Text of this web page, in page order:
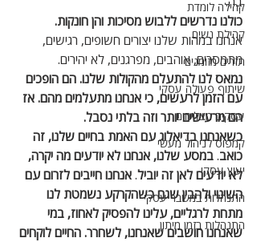
קהילה לומדת
קהילת נשים
תזרים מזומנים
שיתוף פעולה עסקי
עסקים מצליחים
קמפוס לניהול מעשי
יעוץ עסקי
התנהלות במשבר עסקי
התנהלות בזמן מיתון
כולנו נדרשים ללבוש מסיכות והן חונקות.
אנחנו במהות שלנו יצורים חשופים, רגישים,
מתמסרים, אוהבים, מפרגנים, לא יהירים.
נמאס לנו להתעלם מהקולות שלנו. הם הופכים
עם הזמן לרעשים, כי אנחנו מתעלמים מהם. אז
הם מרעישים יותר וזה בלתי נסבל.
כשאנחנו בדיאלוג עם האמת בחיים שלנו, זה
כואב. במסע שלנו, אנחנו לא יודעים מה יקרה,
לא יודעים לאן זה יוביל. אנחנו חייבים לזרום עם
השינוי ולהבין שגם כשהקרקע נשמטת לנו
מתחת לרגליים, עלינו להפסיק לאחוז, במי
שאנחנו חושבים שאנחנו, לשחרר. החיים לוקחים